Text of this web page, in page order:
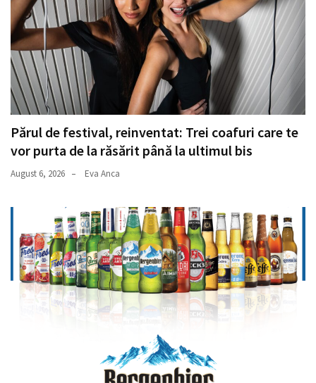
Părul de festival, reinventat: Trei coafuri care te
vor purta de la răsărit până la ultimul bis
August 6, 2026 Eva Anca